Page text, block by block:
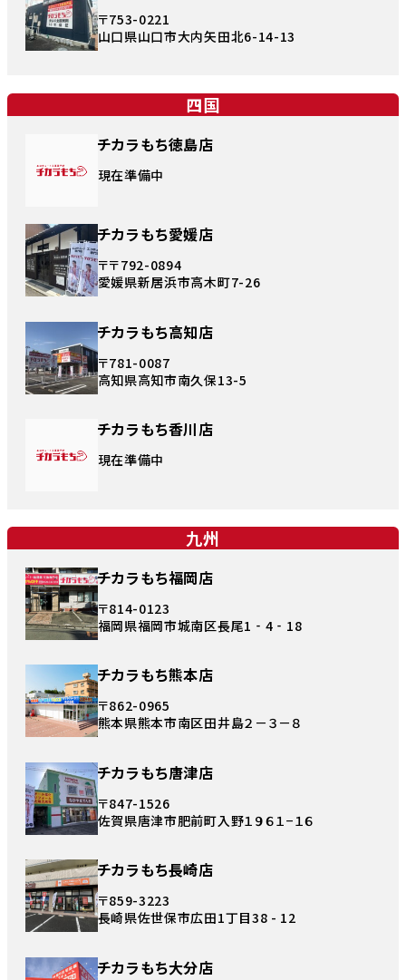
〒753-0221
山口県山口市大内矢田北6-14-13
四国
チカラもち徳島店
現在準備中
チカラもち愛媛店
〒〒792-0894
愛媛県新居浜市高木町7-26
チカラもち高知店
〒781-0087
高知県高知市南久保13-5
チカラもち香川店
現在準備中
九州
チカラもち福岡店
〒814-0123
福岡県福岡市城南区長尾1‐4‐18
チカラもち熊本店
〒862-0965
熊本県熊本市南区田井島２－３－８
チカラもち唐津店
〒847-1526
佐賀県唐津市肥前町入野１９６１−１６
チカラもち長崎店
〒859-3223
長崎県佐世保市広田1丁目38 - 12
チカラもち大分店